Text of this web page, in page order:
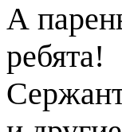
А
ребята!